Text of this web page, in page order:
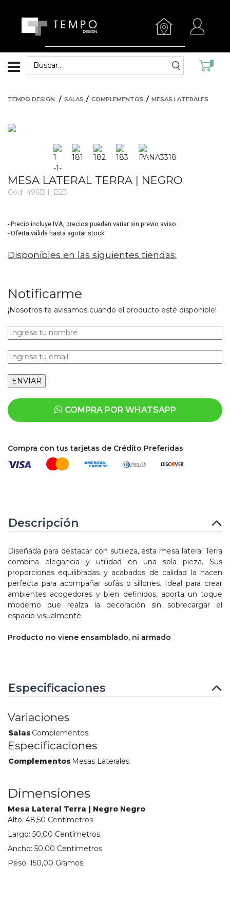
TEMPO DESIGN SALAS COMPLEMENTOS MESAS LATERALES
MESA LATERAL TERRA | NEGRO
Cód: 496B HB23
- Precio incluye IVA, precios pueden variar sin previo aviso.
- Oferta válida hasta agotar stock.
Disponibles en las siguientes tiendas:
Notificarme
¡Nosotros te avisamos cuando el producto esté disponible!
COMPRA POR WHATSAPP
Compra con tus tarjetas de Crédito Preferidas
Descripción
Diseñada para destacar con sutileza, esta mesa lateral Terra
combina elegancia y utilidad en una sola pieza. Sus
proporciones equilibradas y acabados de calidad la hacen
perfecta para acompañar sofás o sillones. Ideal para crear
ambientes acogedores y bien definidos, aporta un toque
moderno que realza la decoración sin sobrecargar el
espacio visualmente.
Producto no viene ensamblado, ni armado
Especificaciones
Variaciones
Salas Complementos
Especificaciones
Complementos Mesas Laterales
Dimensiones
Mesa Lateral Terra | Negro Negro
Alto: 48,50 Centímetros
Largo: 50,00 Centímetros
Ancho: 50,00 Centímetros
Peso: 150,00 Gramos